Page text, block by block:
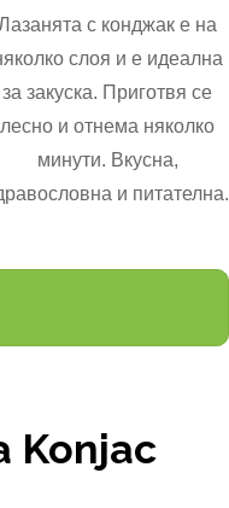
с конджак е на
слоя и е идеална
за закуска. Приготвя се
лесно и отнема няколко
минути. Вкусна,
и питателна.
Konjac